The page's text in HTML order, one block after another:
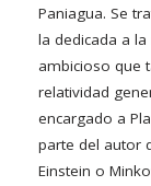
Paniagua. Se
la dedicada a
ambicioso que
relatividad
encargado a
parte del autor
Einstein o